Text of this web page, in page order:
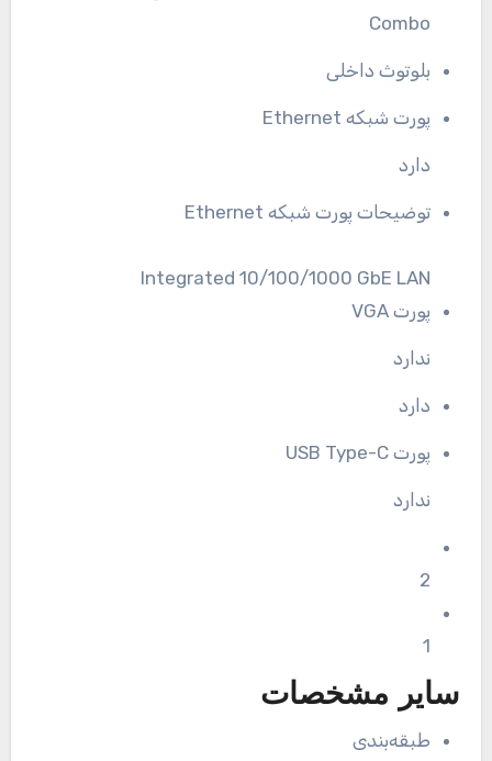
Combo
بلوتوث داخلی
پورت شبکه Ethernet
دارد
توضیحات پورت شبکه Ethernet
Integrated 10/100/1000 GbE LAN
پورت VGA
ندارد
دارد
پورت USB Type-C
ندارد
2
1
سایر مشخصات
طبقه‌بندی